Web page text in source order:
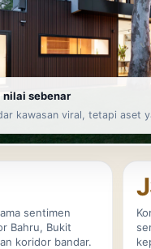
nilai sebenar
kawasan viral, tetapi aset
sentimen
Bahru, Bukit
koridor bandar.